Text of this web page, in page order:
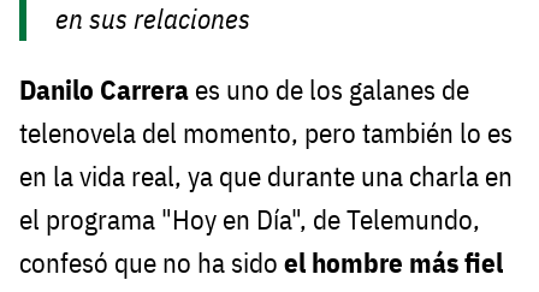
en sus relaciones
Danilo Carrera es uno de los galanes de
telenovela del momento, pero también lo es
en la vida real, ya que durante una charla en
el programa "Hoy en Día", de Telemundo,
confesó que no ha sido el hombre más fiel